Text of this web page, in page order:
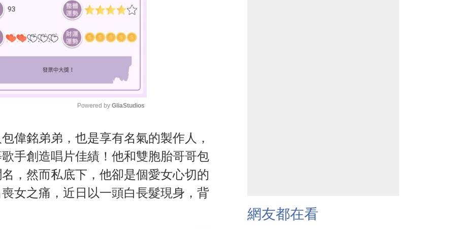
M
t
e
Powered by GliaStudios
偉銘弟弟，也是享有名氣的製作人，
手創造唱片佳績！他和雙胞胎哥哥包
，然而私底下，他卻是個愛女心切的
女之痛，近日以一頭白長髮現身，背
網友都在看